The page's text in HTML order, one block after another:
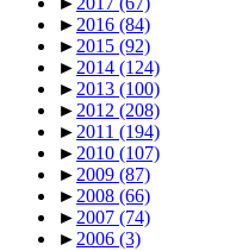
► 2016 (84)
► 2015 (92)
► 2014 (124)
► 2013 (100)
► 2012 (208)
► 2011 (194)
► 2010 (107)
► 2009 (87)
► 2008 (66)
► 2007 (74)
► 2006 (3)